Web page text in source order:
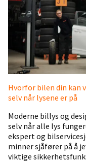
Hvorfor bilen din kan
selv når lysene er på
Moderne billys og
selv når alle lys
ekspert og
minner sjåfører på å
viktige